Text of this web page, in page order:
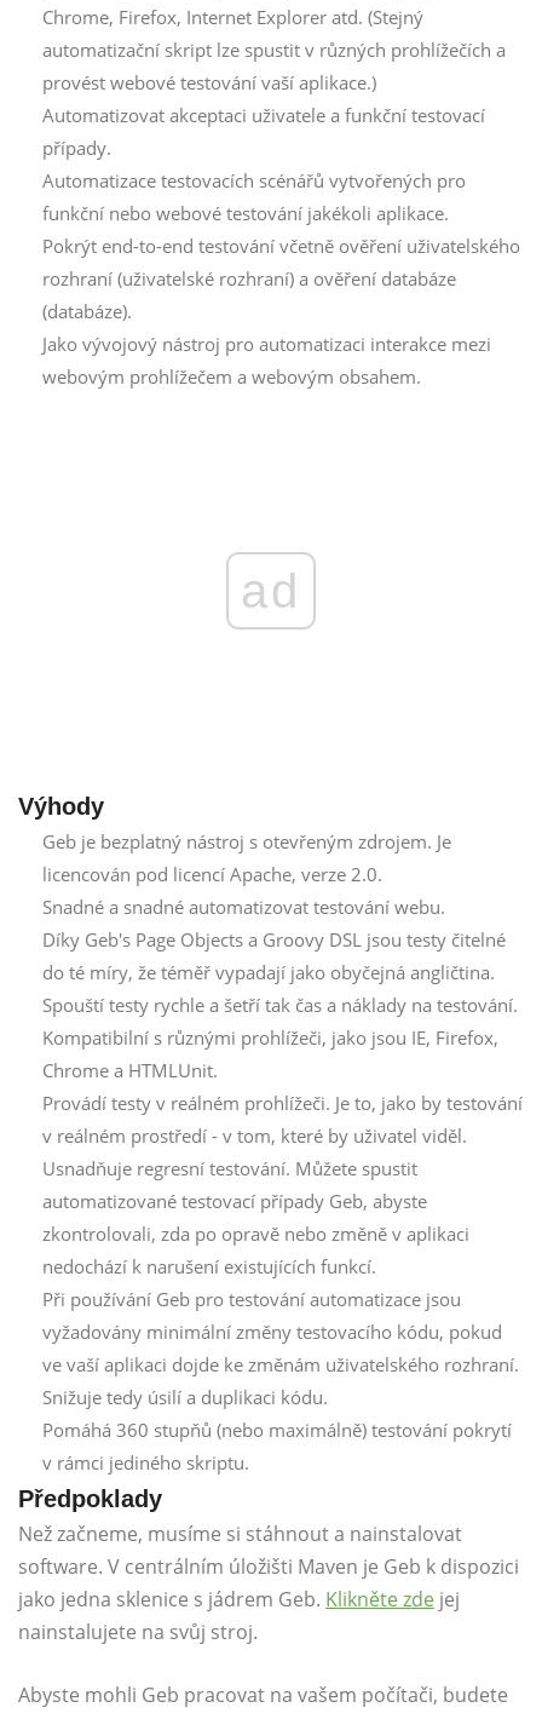
Chrome, Firefox, Internet Explorer atd. (Stejný
automatizační skript lze spustit v různých prohlížečích a
provést webové testování vaší aplikace.)
Automatizovat akceptaci uživatele a funkční testovací
případy.
Automatizace testovacích scénářů vytvořených pro
funkční nebo webové testování jakékoli aplikace.
Pokrýt end-to-end testování včetně ověření uživatelského
rozhraní (uživatelské rozhraní) a ověření databáze
(databáze).
Jako vývojový nástroj pro automatizaci interakce mezi
webovým prohlížečem a webovým obsahem.
ad
Výhody
Geb je bezplatný nástroj s otevřeným zdrojem. Je
licencován pod licencí Apache, verze 2.0.
Snadné a snadné automatizovat testování webu.
Díky Geb's Page Objects a Groovy DSL jsou testy čitelné
do té míry, že téměř vypadají jako obyčejná angličtina.
Spouští testy rychle a šetří tak čas a náklady na testování.
Kompatibilní s různými prohlížeči, jako jsou IE, Firefox,
Chrome a HTMLUnit.
Provádí testy v reálném prohlížeči. Je to, jako by testování
v reálném prostředí - v tom, které by uživatel viděl.
Usnadňuje regresní testování. Můžete spustit
automatizované testovací případy Geb, abyste
zkontrolovali, zda po opravě nebo změně v aplikaci
nedochází k narušení existujících funkcí.
Při používání Geb pro testování automatizace jsou
vyžadovány minimální změny testovacího kódu, pokud
ve vaší aplikaci dojde ke změnám uživatelského rozhraní.
Snižuje tedy úsilí a duplikaci kódu.
Pomáhá 360 stupňů (nebo maximálně) testování pokrytí
v rámci jediného skriptu.
Předpoklady
Než začneme, musíme si stáhnout a nainstalovat
software. V centrálním úložišti Maven je Geb k dispozici
jako jedna sklenice s jádrem Geb. Klikněte zde jej
nainstalujete na svůj stroj.
Abyste mohli Geb pracovat na vašem počítači, budete